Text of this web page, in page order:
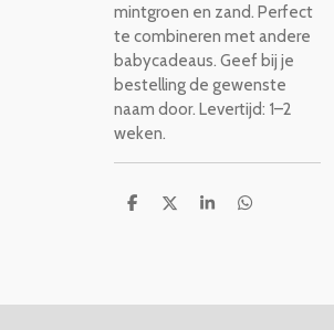
mintgroen en zand. Perfect
te combineren met andere
babycadeaus. Geef bij je
bestelling de gewenste
naam door. Levertijd: 1–2
weken.
D
D
S
D